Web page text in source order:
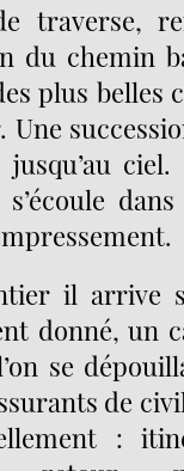
traverse,
du chemin
plus belles
Une
ciel.
il arrive
donné, un
se
de
: